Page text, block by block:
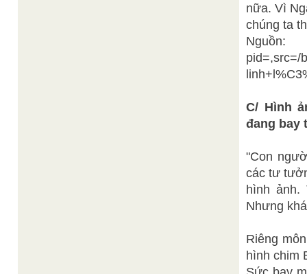
nữa. Vì
chúng ta
Nguồn:
pid=,src=/
C/ Hình
đang bay
"Con
các tư
hình ảnh.
Nhưng
Riêng
hình chim